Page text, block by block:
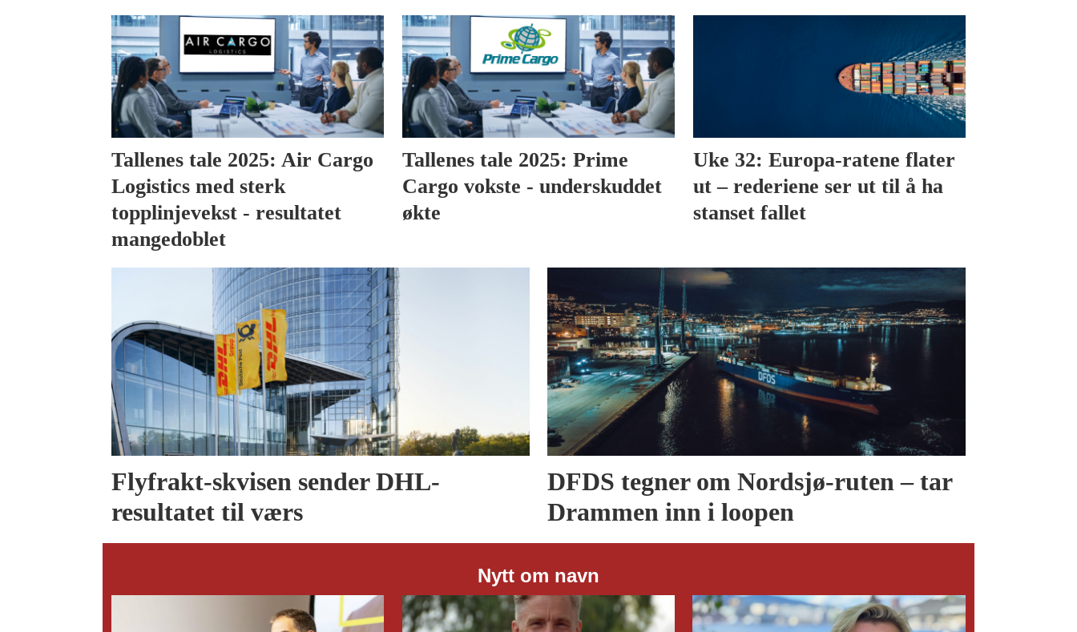
Tallenes tale 2025: Air Cargo
Logistics med sterk
topplinjevekst - resultatet
mangedoblet
Tallenes tale 2025: Prime
Cargo vokste - underskuddet
økte
Uke 32: Europa-ratene flater
ut – rederiene ser ut til å ha
stanset fallet
Flyfrakt-skvisen sender DHL-
resultatet til værs
DFDS tegner om Nordsjø-ruten – tar
Drammen inn i loopen
Nytt om navn